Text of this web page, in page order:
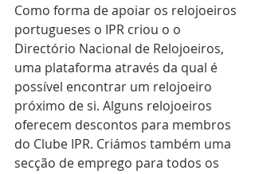
Como forma de apoiar os relojoeiros
portugueses o IPR criou o o
Directório Nacional de Relojoeiros,
uma plataforma através da qual é
possível encontrar um relojoeiro
próximo de si. Alguns relojoeiros
oferecem descontos para membros
do Clube IPR. Criámos também uma
secção de emprego para todos os